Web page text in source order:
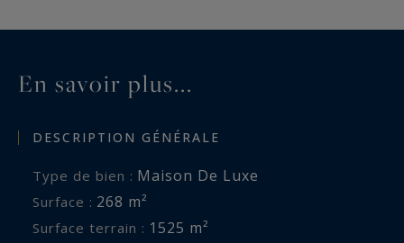
En savoir plus...
DESCRIPTION GÉNÉRALE
Type de bien : Maison De Luxe
Surface : 268 m²
Surface terrain : 1525 m²